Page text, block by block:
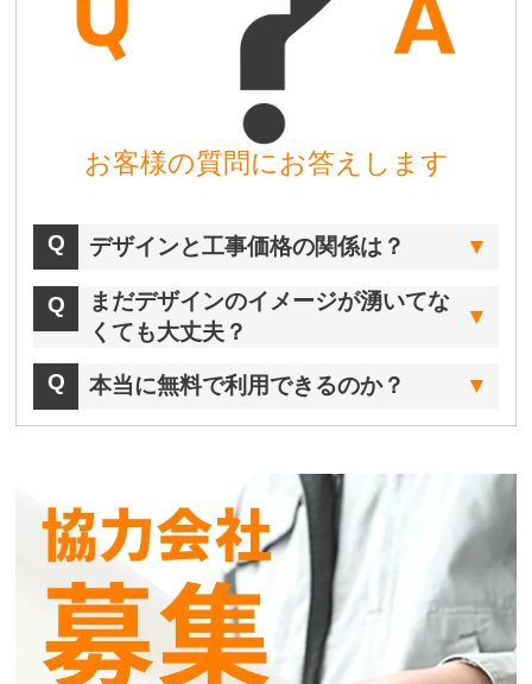
お客様の質問にお答えします
デザインと工事価格の関係は？
まだデザインのイメージが湧いてな
くても大丈夫？
本当に無料で利用できるのか？